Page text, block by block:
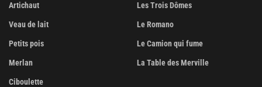
Artichaut
Veau de lait
Petits pois
Merlan
Ciboulette
Les Trois Dômes
Le Romano
Le Camion qui fume
La Table des Merville